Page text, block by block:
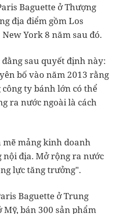
Baguette ở Thượng
địa điểm gồm Los
York 8 năm sau đó.
sau quyết định này:
bố vào năm 2013 rằng
ty bánh lớn có thể
ra nước ngoài là cách
mẽ mảng kinh doanh
địa. Mở rộng ra nước
lực tăng trưởng".
Baguette ở Trung
Mỹ, bán 300 sản phẩm